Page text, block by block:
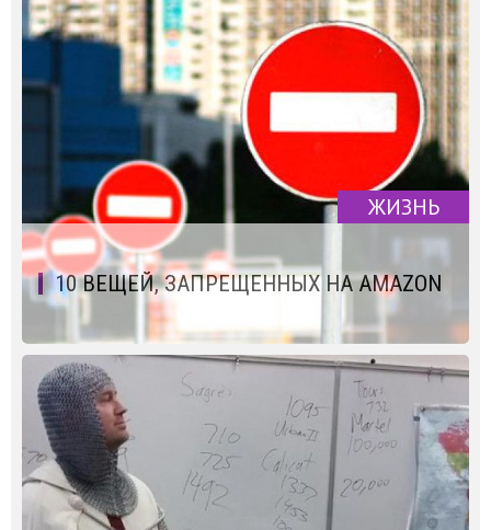
ЖИЗНЬ
10 ВЕЩЕЙ, ЗАПРЕЩЕННЫХ НА AMAZON